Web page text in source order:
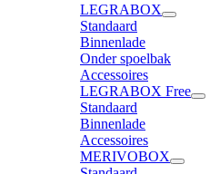
LEGRABOX
Standaard
Binnenlade
Onder spoelbak
Accessoires
LEGRABOX Free
Standaard
Binnenlade
Accessoires
MERIVOBOX